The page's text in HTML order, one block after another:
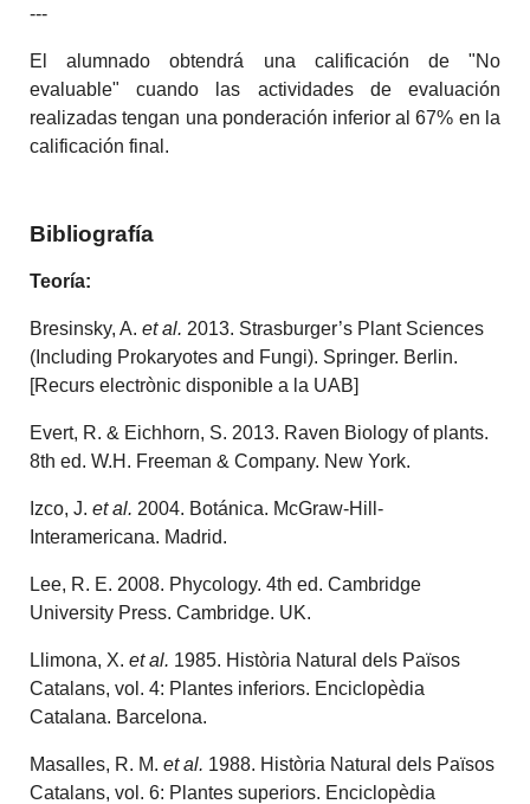
---
El alumnado obtendrá una calificación de "No
evaluable" cuando las actividades de evaluación
realizadas tengan una ponderación inferior al 67% en la
calificación final.
Bibliografía
Teoría:
Bresinsky, A.et al. 2013. Strasburger’s Plant Sciences
(Including Prokaryotes and Fungi). Springer. Berlin.
[Recurs electrònic disponible a la UAB]
Evert, R. & Eichhorn, S. 2013. Raven Biology of plants.
8th ed. W.H. Freeman & Company. New York.
Izco, J.et al. 2004. Botánica. McGraw-Hill-
Interamericana. Madrid.
Lee, R. E. 2008. Phycology. 4th ed. Cambridge
University Press. Cambridge. UK.
Llimona, X.et al. 1985. Història Natural dels Països
Catalans, vol. 4: Plantes inferiors. Enciclopèdia
Catalana. Barcelona.
Masalles, R. M.et al. 1988. Història Natural dels Països
Catalans, vol. 6: Plantes superiors. Enciclopèdia